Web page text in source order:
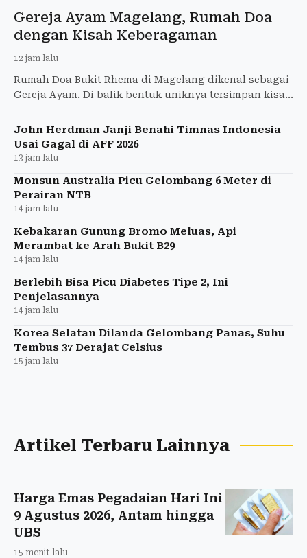
Gereja Ayam Magelang, Rumah Doa
dengan Kisah Keberagaman
12 jam lalu
Rumah Doa Bukit Rhema di Magelang dikenal sebagai
Gereja Ayam. Di balik bentuk uniknya tersimpan kisah
John Herdman Janji Benahi Timnas Indonesia
Usai Gagal di AFF 2026
13 jam lalu
Monsun Australia Picu Gelombang 6 Meter di
Perairan NTB
14 jam lalu
Kebakaran Gunung Bromo Meluas, Api
Merambat ke Arah Bukit B29
14 jam lalu
Berlebih Bisa Picu Diabetes Tipe 2, Ini
Penjelasannya
14 jam lalu
Korea Selatan Dilanda Gelombang Panas, Suhu
Tembus 37 Derajat Celsius
15 jam lalu
Artikel Terbaru Lainnya
Harga Emas Pegadaian Hari Ini
9 Agustus 2026, Antam hingga
UBS
15 menit lalu